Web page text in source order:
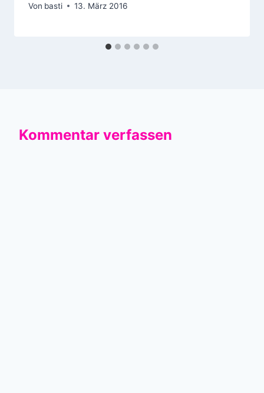
Von basti 13. März 2016
Kommentar verfassen